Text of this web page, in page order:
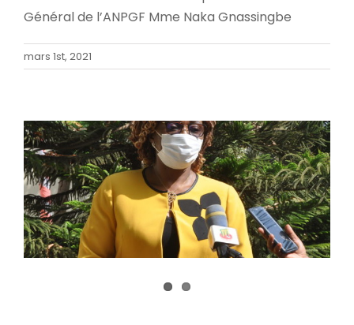
Général de l’ANPGF Mme Naka Gnassingbe
mars 1st, 2021
AVEC L’ANPGF, DES PME/PMI ONT ETE
INITIES A DE NOUVELLES STRATEGIES
COMMERCIALES AU REGARD DE LA
Accueil